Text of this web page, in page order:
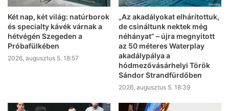
Két nap, két világ: natúrborok
és specialty kávék várnak a
hétvégén Szegeden a
Próbafülkében
2026, augusztus 5. 18:57
„Az akadályokat elhárítottuk,
de csináltunk nektek még
néhányat” – újra megnyitott
az 50 méteres Waterplay
akadálypálya a
hódmezővásárhelyi Török
Sándor Strandfürdőben
2026, augusztus 5. 18:39